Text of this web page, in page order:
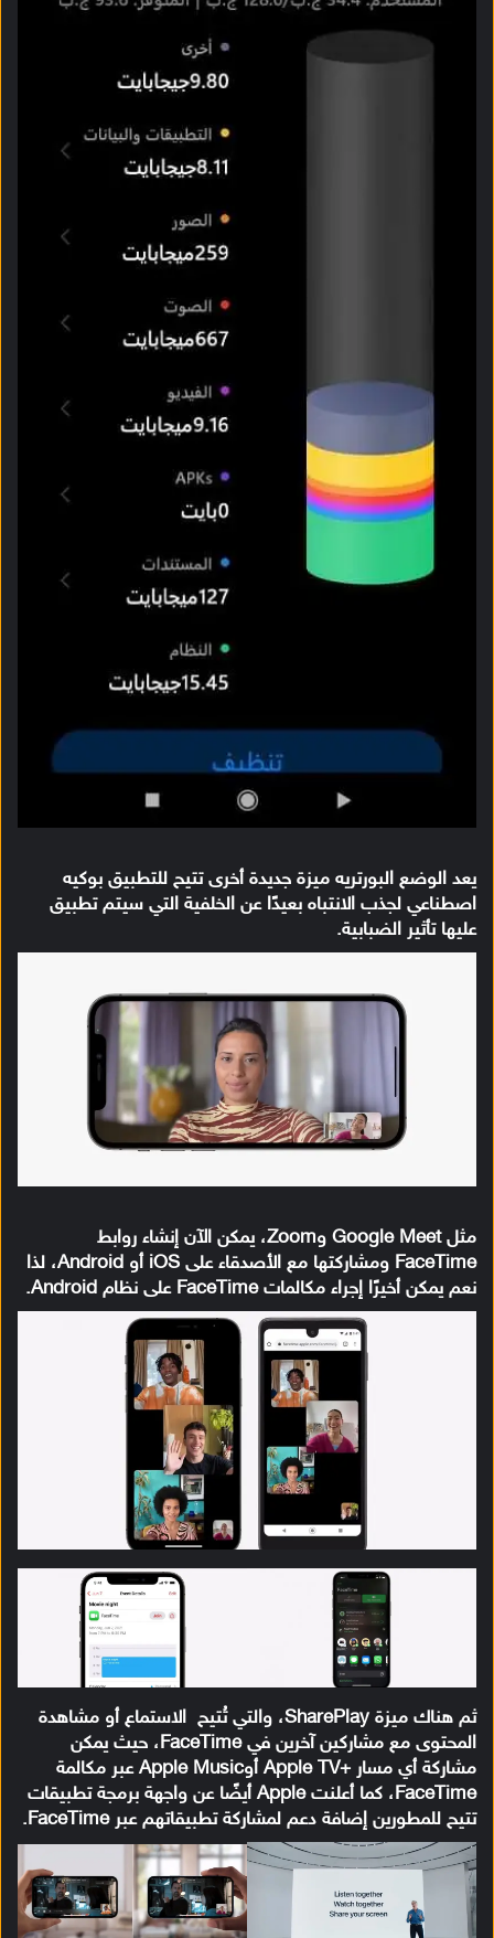
يعد الوضع البورتريه ميزة جديدة أخرى تتيح للتطبيق بوكيه
اصطناعي لجذب الانتباه بعيدًا عن الخلفية التي سيتم تطبيق
عليها تأثير الضبابية.
مثل Google Meet وZoom، يمكن الآن إنشاء روابط
FaceTime ومشاركتها مع الأصدقاء على iOS أو Android، لذا
نعم يمكن أخيرًا إجراء مكالمات FaceTime على نظام Android.
ثم هناك ميزة SharePlay، والتي تُتيح الاستماع أو مشاهدة
المحتوى مع مشاركين آخرين في FaceTime، حيث يمكن
مشاركة أي مسار +Apple TV أوApple Music عبر مكالمة
FaceTime، كما أعلنت Apple أيضًا عن واجهة برمجة تطبيقات
تتيح للمطورين إضافة دعم لمشاركة تطبيقاتهم عبر FaceTime.